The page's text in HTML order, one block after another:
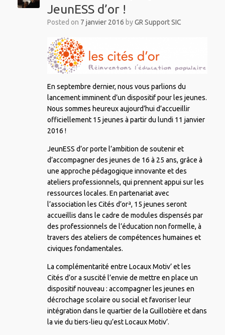
JeunESS d’or !
Posted on 7 janvier 2016 byGR Support SIC
En septembre dernier, nous vous parlions du
lancement imminent d’un dispositif pour les jeunes.
Nous sommes heureux aujourd’hui d’accueillir
officiellement 15 jeunes à partir du lundi 11 janvier
2016 !
JeunESS d’or porte l’ambition de soutenir et
d’accompagner des jeunes de 16 à 25 ans, grâce à
une approche pédagogique innovante et des
ateliers professionnels, qui prennent appui sur les
ressources locales. En partenariat avec
l’association les Cités d’orª, 15 jeunes seront
accueillis dans le cadre de modules dispensés par
des professionnels de l’éducation non formelle, à
travers des ateliers de compétences humaines et
civiques fondamentales.
La complémentarité entre Locaux Motiv’ et les
Cités d’or a suscité l’envie de mettre en place un
dispositif nouveau : accompagner les jeunes en
décrochage scolaire ou social et favoriser leur
intégration dans le quartier de la Guillotière et dans
la vie du tiers-lieu qu’est Locaux Motiv’.